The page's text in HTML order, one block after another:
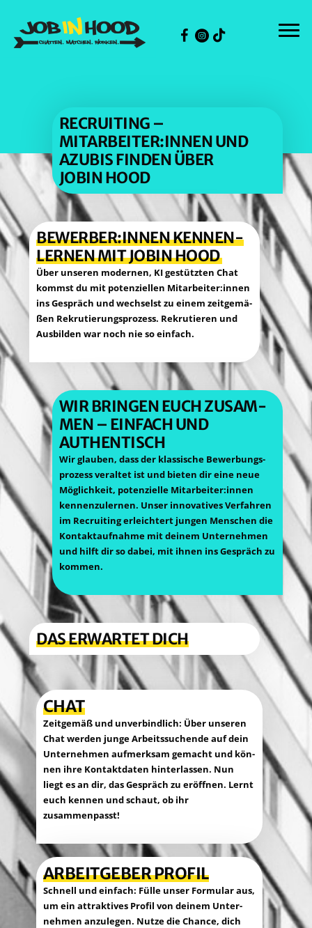
springen
RECRUI­TING –
MITARBEITER:INNEN UND
AZU­BIS FIN­DEN ÜBER
JOBIN HOOD
BEWERBER:INNEN KEN­NEN­
LER­NEN MIT JOBIN HOOD
Über unse­ren moder­nen, KI gestütz­ten Chat
kommst du mit poten­zi­el­len Mitarbeiter:innen
ins Gespräch und wech­selst zu einem zeit­ge­mä­
ßen Rekru­tie­rungs­pro­zess. Rekru­tie­ren und
Aus­bil­den war noch nie so einfach.
WIR BRIN­GEN EUCH ZUSAM­
MEN – EIN­FACH UND
AUTHENTISCH
Wir glau­ben, dass der klas­si­sche Bewer­bungs­
pro­zess ver­al­tet ist und bie­ten dir eine neue
Mög­lich­keit, poten­zi­el­le Mitarbeiter:innen
ken­nen­zu­ler­nen. Unser inno­va­ti­ves Ver­fah­ren
im Recrui­ting erleich­tert jun­gen Men­schen die
Kon­takt­auf­nah­me mit dei­nem Unter­neh­men
und hilft dir so dabei, mit ihnen ins Gespräch zu
kommen.
DAS ERWAR­TET DICH
CHAT
Zeit­ge­mäß und unver­bind­lich: Über unse­ren
Chat wer­den jun­ge Arbeits­su­chen­de auf dein
Unter­neh­men auf­merk­sam gemacht und kön­
nen ihre Kon­takt­da­ten hin­ter­las­sen. Nun
liegt es an dir, das Gespräch zu eröff­nen. Lernt
euch ken­nen und schaut, ob ihr
zusammenpasst!
ARBEIT­GE­BER PROFIL
Schnell und ein­fach: Fül­le unser For­mu­lar aus,
um ein attrak­ti­ves Pro­fil von dei­nem Unter­
neh­men anzu­le­gen. Nut­ze die Chan­ce, dich